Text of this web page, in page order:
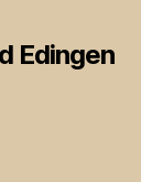
Edingen